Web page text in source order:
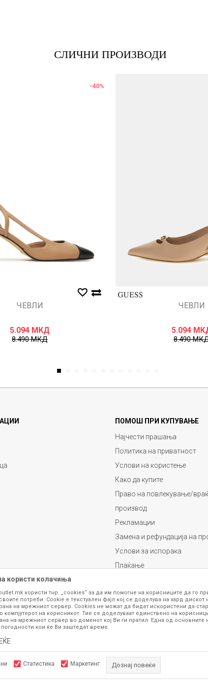
СЛИЧНИ ПРОИЗВОДИ
-40%
ЧЕВЛИ
5.094 МКД
8.490МКД
ЧЕВЛИ
5.094
8.490
1
ПОМОШ ПРИ КУПУВАЊЕ
Најчести прашања
Политика на приватност
Услови на користење
Како да купите
Право на повлекување/
производ
Рекламации
Замена и рефундација на
Услови за испорака
Плаќање
изложени на нашата онлајн продавница се стремиме да бидат
или пак дека сите производи во моментот се достапни на залиха.
за замена на производ или рефундација, процедурата може да трае
070 275 363 или на е-маилoutlet@fashiongroup.com.mkод
користи колачиња
користи тнр. „cookies“ за да им помогне на корисниците да го
потреби. Cookie е текстуален фајл кој се доделува на хард дискот
на мрежниот сервер. Cookies не можат да бидат искористени да
компјутерот на корисникот. Тие се доделуваат единствено на
на мрежниот сервер во доменот кој Ви ги пратил. Една од основните
кои ќе Ви заштедат време.
Статистика Маркетинг Дознај повеќе